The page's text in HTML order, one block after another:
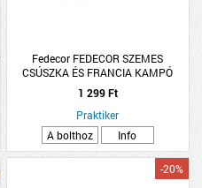
Fedecor FEDECOR SZEMES
CSÚSZKA ÉS FRANCIA KAMPÓ
20DB SLIM LINE ALUMÍNIUM
SÍNHEZ
1 299 Ft
Praktiker
A bolthoz
Info
-20%